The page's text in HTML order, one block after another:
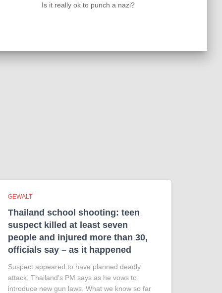
Is it really ok to punch a nazi?
GEWALT
Thailand school shooting: teen
suspect killed at least seven
people and injured more than 30,
officials say – as it happened
Suspect appeared to have planned deadly
attack, Thailand’s PM says as he vows to
introduce new gun laws. What we know so far